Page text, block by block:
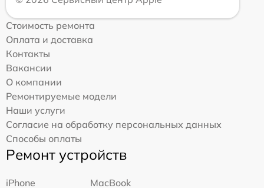
Стоимость ремонта
Оплата и доставка
Контакты
Вакансии
О компании
Ремонтируемые модели
Наши услуги
Согласие на обработку персональных данных
Способы оплаты
Ремонт устройств
iPhone MacBook